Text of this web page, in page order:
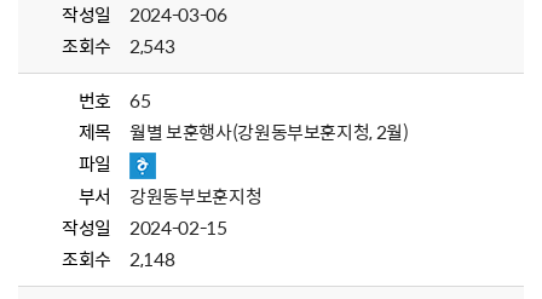
작성일
2024-03-06
조회수
2,543
번호
65
제목
월별 보훈행사(강원동부보훈지청, 2월)
파일
부서
강원동부보훈지청
작성일
2024-02-15
조회수
2,148